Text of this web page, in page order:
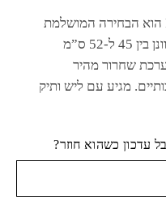
הוא הבחירה המושלמת
בין 45ל-52 ס”מ
שחרור מהיר
מגיע עם ליש ותיק
עדכון כשהוא חוזר?